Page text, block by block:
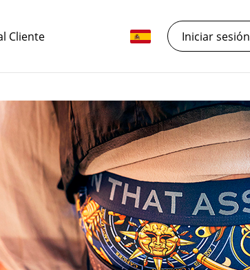
Cliente Iniciar sesión